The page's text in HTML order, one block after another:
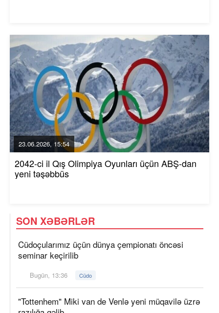
23.06.2026, 15:54
2042-ci il Qış Olimpiya Oyunları üçün ABŞ-dan
yeni təşəbbüs
SON XƏBƏRLƏR
Cüdoçularımız üçün dünya çempionatı öncəsi
seminar keçirilib
Bugün, 13:36 Cüdo
"Tottenhem" Miki van de Venlə yeni müqavilə üzrə